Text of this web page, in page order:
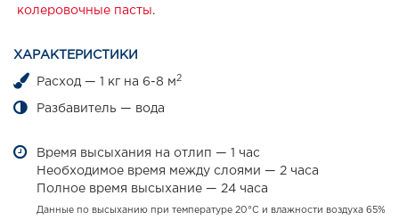
колеровочные пасты .
ХАРАКТЕРИСТИКИ
Расход — 1 кг на 6-8 м 2
Разбавитель — вода
Время высыхания на отлип — 1 час
Необходимое время между слоями — 2 часа
Полное время высыхание — 24 часа
Данные по высыханию при температуре 20°С и влажности воздуха 65%